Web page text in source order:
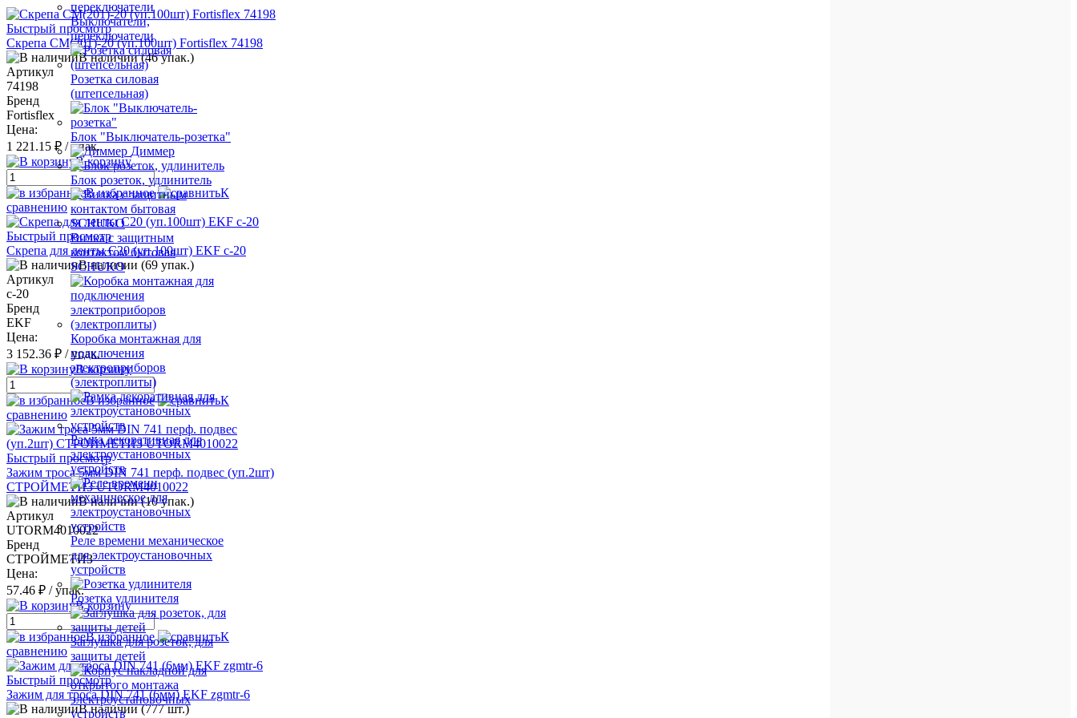
Выключатели,
переключатели
Розетка силовая
(штепсельная)
Блок "Выключатель-розетка"
Диммер
Блок розеток, удлинитель
Вилка с защитным
контактом бытовая
SCHUKO
Коробка монтажная для
подключения
электроприборов
(электроплиты)
Рамка декоративная для
электроустановочных
устройств
Реле времени механическое
для электроустановочных
устройств
Розетка удлинителя
Заглушка для розеток, для
защиты детей
Быстрый просмотр
Скрепа СМ(201)-20 (уп.100шт) Fortisflex 74198
В наличии (46 упак.)
Артикул
74198
Бренд
Fortisflex
Цена:
1 221.15 ₽ / упак.
В корзину
В избранное
К
сравнению
Быстрый просмотр
Скрепа для ленты C20 (уп.100шт) EKF c-20
В наличии (69 упак.)
Артикул
c-20
Бренд
EKF
Цена:
3 152.36 ₽ / упак.
В корзину
В избранное
К
сравнению
Быстрый просмотр
Зажим троса 5мм DIN 741 перф. подвес (уп.2шт)
СТРОЙМЕТИЗ UTORM4010022
В наличии (10 упак.)
Артикул
UTORM4010022
Бренд
СТРОЙМЕТИЗ
Цена:
57.46 ₽ / упак.
В корзину
В избранное
К
сравнению
Быстрый просмотр
Зажим для троса DIN 741 (6мм) EKF zgmtr-6
В наличии (777 шт.)